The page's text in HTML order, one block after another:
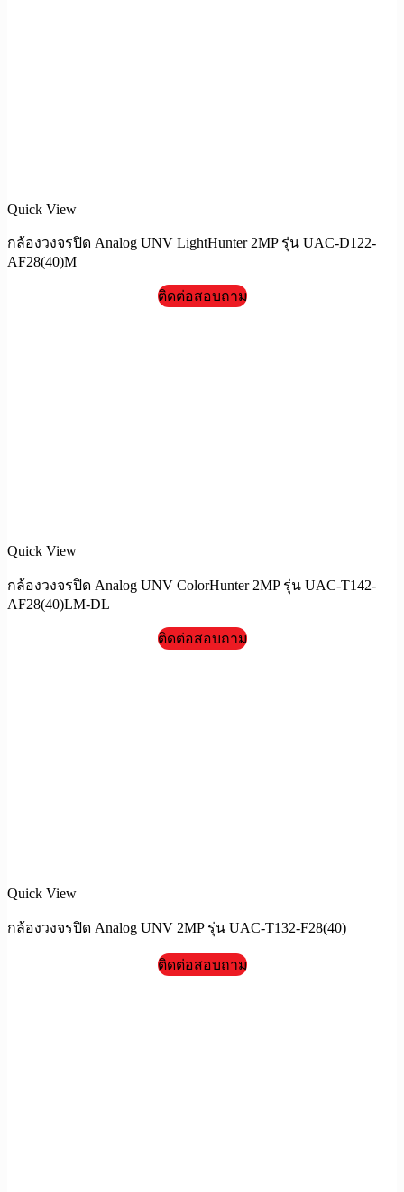
Quick View
กล้องวงจรปิด Analog UNV LightHunter 2MP รุ่น UAC-D122-
AF28(40)M
ติดต่อสอบถาม
Quick View
กล้องวงจรปิด Analog UNV ColorHunter 2MP รุ่น UAC-T142-
AF28(40)LM-DL
ติดต่อสอบถาม
Quick View
กล้องวงจรปิด Analog UNV 2MP รุ่น UAC-T132-F28(40)
ติดต่อสอบถาม